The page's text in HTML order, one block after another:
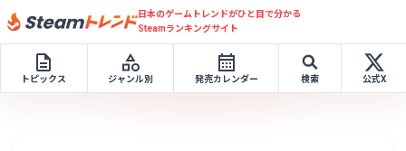
日本のゲームトレンドがひと目で分かる
Steamランキングサイト
トピックス ジャンル別 発売カレンダー 検索 公式X